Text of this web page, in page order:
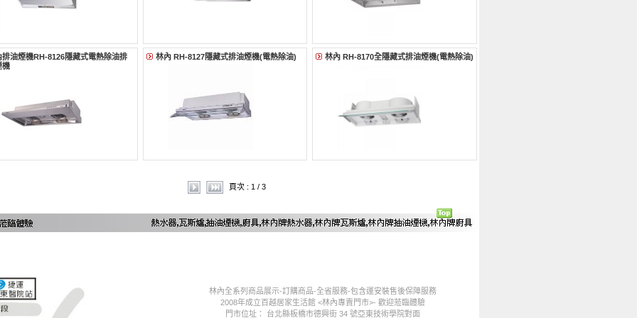
排油煙機RH-8126隱藏式電熱除油排
機
林內 RH-8127隱藏式排油煙機(電熱除油) 林內 RH-8170全隱藏式排油煙機(電熱除油)
頁次 : 1 / 3
林內全系列商品展示-訂購商品-全省服務-包含運安裝售後保障服務
2008年成立百越居家生活館 <林內專賣門市>- 歡迎蒞臨體驗
門市位址： 台北縣板橋市德興街 34 號亞東技術學院對面